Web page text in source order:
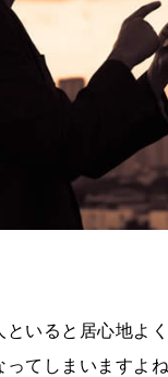
いると居心地よ
てしまいますよ